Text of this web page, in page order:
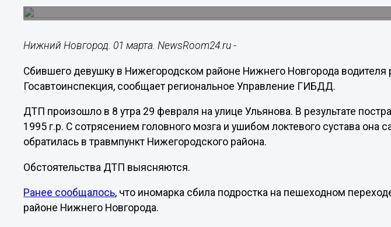
Нижний Новгород. 01 марта. NewsRoom24.ru -
Сбившего девушку в Нижегородском районе Нижнего Новгорода водителя
Госавтоинспекция, сообщает региональное Управление ГИБДД.
ДТП произошло в 8 утра 29 февраля на улице Ульянова. В результате
1995 г.р. С сотрясением головного мозга и ушибом локтевого сустава она
обратилась в травмпункт Нижегородского района.
Обстоятельства ДТП выясняются.
Ранее сообщалось, что иномарка сбила подростка на пешеходном
районе Нижнего Новгорода.